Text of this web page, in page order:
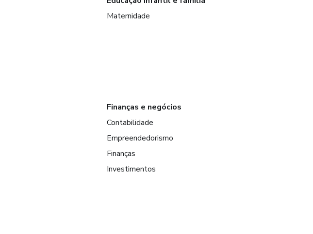
Maternidade
Finanças e negócios
Contabilidade
Empreendedorismo
Finanças
Investimentos